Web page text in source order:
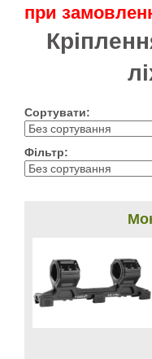
при
Сортувати:
Фільтр: